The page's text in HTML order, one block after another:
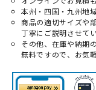
本州・四国・九州地
商品の適切サイズや
丁寧にご説明させて
その他、在庫や納期
無料ですので、お気